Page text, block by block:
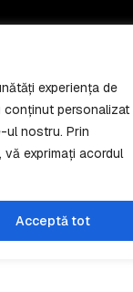
experiența de
conținut personalizat
ul nostru. Prin
, vă exprimați acordul
Acceptă tot
rezervate.